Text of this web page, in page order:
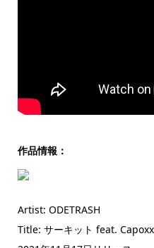
作品情報：
Artist: ODETRASH
Title: サーキット feat.